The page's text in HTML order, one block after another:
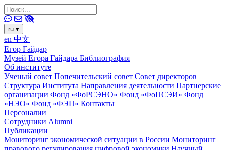
ru ▾
en 中文
Егор Гайдар
Музей Егора Гайдара Библиография
Об институте
Ученый совет Попечительский совет Совет директоров
Структура Института Направления деятельности Партнерские
организации Фонд «ФоРСЭНО» Фонд «ФоПСЭИ» Фонд
«НЭО» Фонд «ФЭП» Контакты
Персоналии
Сотрудники Alumni
Публикации
Мониторинг экономической ситуации в России Мониторинг